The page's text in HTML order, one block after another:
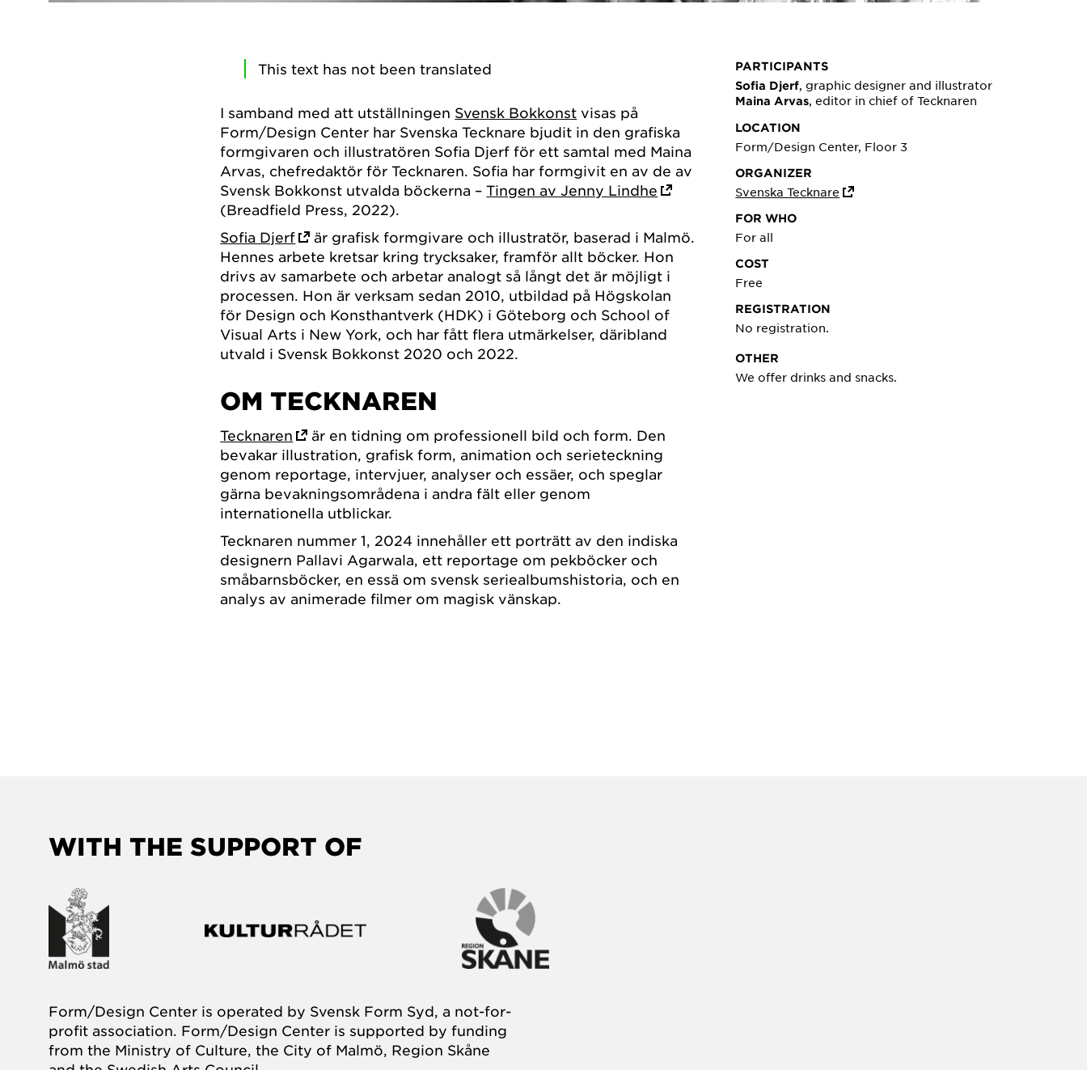
This text has not been translated
I samband med att utställningen Svensk Bokkonst visas på
Form/Design Center har Svenska Tecknare bjudit in den grafiska
formgivaren och illustratören Sofia Djerf för ett samtal med Maina
Arvas, chefredaktör för Tecknaren. Sofia har formgivit en av de av
Svensk Bokkonst utvalda böckerna –Tingen av Jenny Lindhe
(Breadfield Press, 2022).
Sofia Djerf
är grafisk formgivare och illustratör, baserad i Malmö.
Hennes arbete kretsar kring trycksaker, framför allt böcker. Hon
drivs av samarbete och arbetar analogt så långt det är möjligt i
processen. Hon är verksam sedan 2010, utbildad på Högskolan
för Design och Konsthantverk (HDK) i Göteborg och School of
Visual Arts i New York, och har fått flera utmärkelser, däribland
utvald i Svensk Bokkonst 2020 och 2022.
OM TECKNAREN
Tecknaren
är en tidning om professionell bild och form. Den
bevakar illustration, grafisk form, animation och serieteckning
genom reportage, intervjuer, analyser och essäer, och speglar
gärna bevakningsområdena i andra fält eller genom
internationella utblickar.
Tecknaren nummer 1, 2024 innehåller ett porträtt av den indiska
designern Pallavi Agarwala, ett reportage om pekböcker och
småbarnsböcker, en essä om svensk seriealbumshistoria, och en
analys av animerade filmer om magisk vänskap.
PARTICIPANTS
Sofia Djerf, graphic designer and illustrator
Maina Arvas, editor in chief of Tecknaren
LOCATION
Form/Design Center, Floor 3
ORGANIZER
Svenska Tecknare
FOR WHO
For all
COST
Free
REGISTRATION
No registration.
OTHER
We offer drinks and snacks.
WITH THE SUPPORT OF
Form/Design Center is operated by Svensk Form Syd, a not-for-
profit association. Form/Design Center is supported by funding
from the Ministry of Culture, the City of Malmö, Region Skåne